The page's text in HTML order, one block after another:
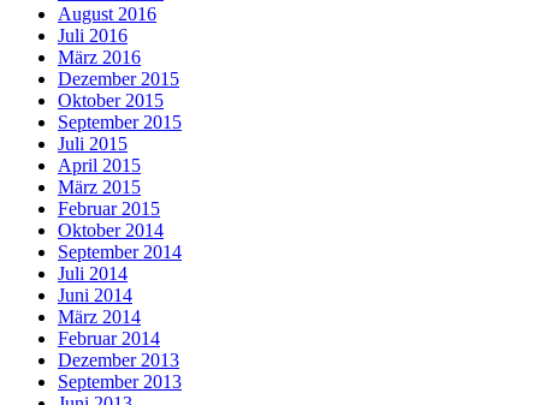
August 2016
Juli 2016
März 2016
Dezember 2015
Oktober 2015
September 2015
Juli 2015
April 2015
März 2015
Februar 2015
Oktober 2014
September 2014
Juli 2014
Juni 2014
März 2014
Februar 2014
Dezember 2013
September 2013